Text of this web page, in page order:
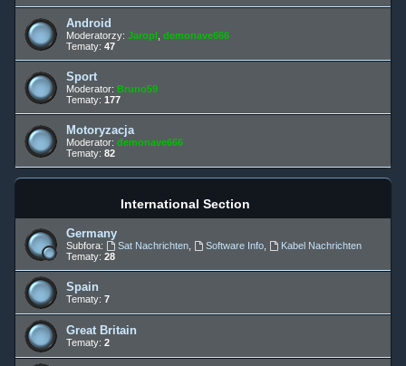
Android
Moderatorzy: Jaropl demonave666
Tematy: 47
Sport
Moderator: Bruno59
Tematy: 177
Motoryzacja
Moderator: demonave666
Tematy: 82
International Section
Germany
Subfora: Sat Nachrichten, Software Info,
Kabel Nachrichten
Tematy: 28
Spain
Tematy: 7
Great Britain
Tematy: 2